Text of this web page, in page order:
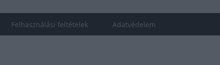
Felhasználási feltételek Adatvédelem